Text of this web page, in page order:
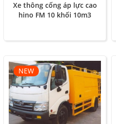
Xe thông cống áp lực cao
hino FM 10 khối 10m3
NEW